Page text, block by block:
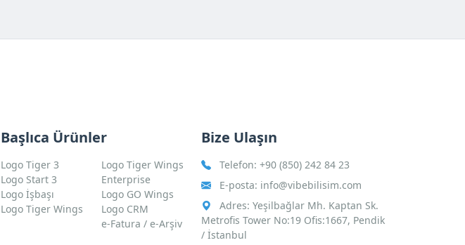
Başlıca Ürünler
Logo Tiger 3
Logo Start 3
Logo İşbaşı
Logo Tiger Wings
Logo Tiger Wings
Enterprise
Logo GO Wings
Logo CRM
e-Fatura / e-Arşiv
Bize Ulaşın
Telefon: +90 (850) 242 84 23
E-posta: info@vibebilisim.com
Adres: Yeşilbağlar Mh. Kaptan Sk.
Metrofis Tower No:19 Ofis:1667, Pendik
/ İstanbul